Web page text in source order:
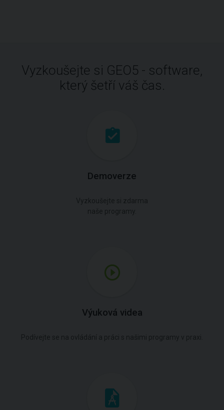
Vyzkoušejte si GEO5 - software,
který šetří váš čas.
Demoverze
Výuková videa